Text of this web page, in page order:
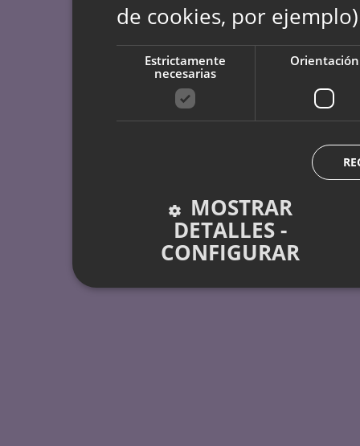
de cookies, por
Estrictamente
necesarias
Orientación
MOSTRAR
DETALLES -
CONFIGURAR